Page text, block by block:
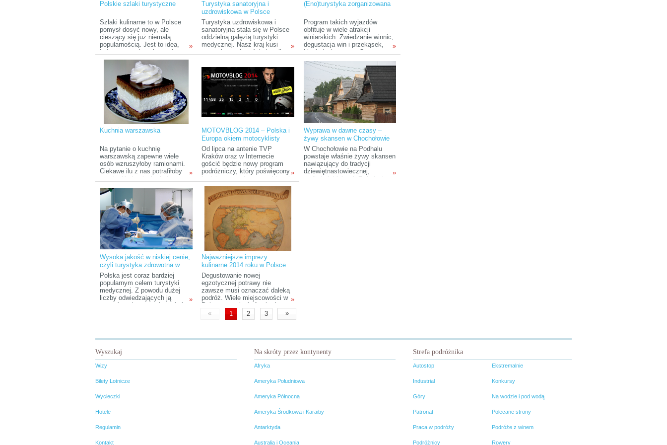
podróżnicze, jak i życiowe.
Robili to wszystko, aby... być
szczęśliwymi.
Polskie szlaki turystyczne
Szlaki kulinarne to w Polsce
pomysł dosyć nowy, ale
cieszący się już niemałą
popularnością. Jest to idea,
która proponuje połączenie
dwóch bardzo przyjemnych dla
turysty czynności: zwiedzania
oraz jedzenia. W naszym kraju
mamy kilka prężnie
działających tego typu
inicjatyw.
»
Turystyka sanatoryjna i
uzdrowiskowa w Polsce
Turystyka uzdrowiskowa i
sanatoryjna stała się w Polsce
oddzielną gałęzią turystyki
medycznej. Nasz kraj kusi
zagranicznych gości nie tylko
bogatą ofertą zabiegów i
dobrymi warunkami
naturalnymi. Dowiedz się więcej
o sanatoriach, SPA i
uzdrowiskach i oferowanych w
Polsce zabiegach!
»
(Eno)turystyka zorganizowana
Program takich wyjazdów
obfituje w wiele atrakcji
winiarskich. Zwiedzanie winnic,
degustacja win i przekąsek,
biesiady, koncerty. Czasem
warsztaty kulinarne. Dodatkowo
oczywiście w programie
standardowe zwiedzanie
lokalnych atrakcji.
»
Kuchnia warszawska
Na pytanie o kuchnię
warszawską zapewne wiele
osób wzruszyłoby ramionami.
Ciekawe ilu z nas potrafiłoby
wymienić chociażby jedno
Pomimo nikłej powszechnej
wiedzy na ten temat, książki
kucharskie opisujące
warszawskie tradycje
gastronomiczne liczą kilkaset
stron. O czym tam więc
przeczytamy?
»
MOTOVBLOG 2014 – Polska i
Europa okiem motocyklisty
Od lipca na antenie TVP
Kraków oraz w Internecie
gościć będzie nowy program
podróżniczy, który poświęcony
będzie wyprawie motocyklowej
przez Polskę i Europę.
»
Wyprawa w dawne czasy –
żywy skansen w Chochołowie
W Chochołowie na Podhalu
powstaje właśnie żywy skansen
nawiązujący do tradycji
dziewiętnastowiecznej,
podhalańskiej wsi. Zwiedzający
»
Wysoka jakość w niskiej cenie,
czyli turystyka zdrowotna w
Polsce
Polska jest coraz bardziej
popularnym celem turystyki
medycznej. Z powodu dużej
liczby odwiedzających ją
turystów zdrowotnych zyskała
medycznej oraz centralne
położenie są niewątpliwie
atutami naszego kraju. Dowiedz
się więcej o turystyce
»
Najważniejsze imprezy
kulinarne 2014 roku w Polsce
Degustowanie nowej
egzotycznej potrawy nie
zawsze musi oznaczać daleką
podróż. Wiele miejscowości w
Polsce organizuje festiwale
kulinarne, gdzie spróbować
można smakołyków z całego
są także lokalne i tradycyjne
smaki. Poniżej subiektywna
lista najważniejszych z nich.
»
«
1 2 3 »
Wyszukaj
Wizy
Bilety Lotnicze
Wycieczki
Hotele
Regulamin
Kontakt
Na skróty przez kontynenty
Afryka
Ameryka Południowa
Ameryka Północna
Ameryka Środkowa i Karaiby
Antarktyda
Australia i Oceania
Strefa podróżnika
Autostop Ekstremalnie
Industrial Konkursy
Góry Na wodzie i pod wodą
Patronat Polecane strony
Praca w podróży Podróże z winem
Podróżnicy Rowery